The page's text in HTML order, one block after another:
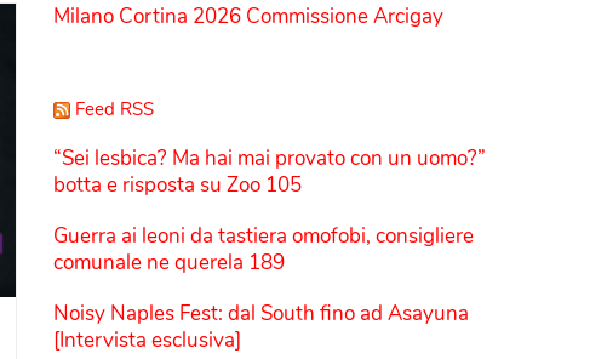
Milano Cortina 2026 Commissione Arcigay
Feed RSS
“Sei lesbica? Ma hai mai provato con un uomo?”
botta e risposta su Zoo 105
Guerra ai leoni da tastiera omofobi, consigliere
comunale ne querela 189
Noisy Naples Fest: dal South fino ad Asayuna
[Intervista esclusiva]